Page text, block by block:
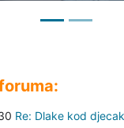
Re: Dlake kod